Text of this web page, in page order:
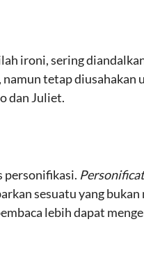
ironi, sering
tetap
dan Juliet.
personifikasi.
sesuatu yang
lebih dapat